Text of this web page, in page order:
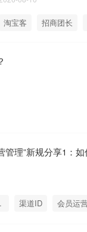
淘宝客 招商团长
管理”新规分享1：
渠道ID 会员运